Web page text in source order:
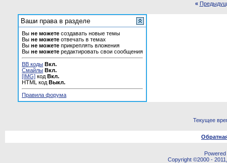
«
Ваши права в разделе
Вы не можете создавать новые темы
Вы не можете отвечать в темах
Вы не можете прикреплять вложения
Вы не можете редактировать свои сообщения
BB коды Вкл.
Смайлы Вкл.
[IMG] код Вкл.
HTML код Выкл.
Правила форума
Текущее
Copyright ©2000 -